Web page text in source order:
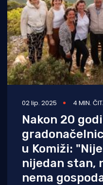
02 lip. 2025 4 MIN.
Nakon 20
u Komiži:
nijedan stan,
nema